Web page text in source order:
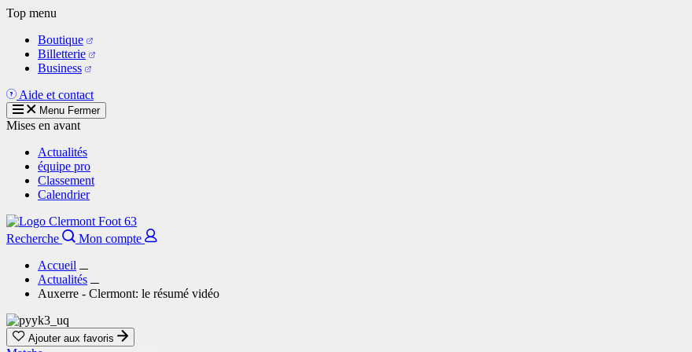
Aller
contenu
principal
Top menu
Boutique
Billetterie
Business
Aide et contact
Menu Fermer
Mises en avant
Actualités
équipe pro
Classement
Calendrier
Recherche
Mon compte
Accueil
Actualités
Auxerre - Clermont: le résumé vidéo
Ajouter aux favoris